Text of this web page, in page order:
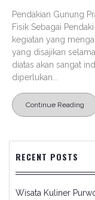
Pendakian Gunung
Fisik Sebagai
kegiatan yang
yang disajikan
diatas akan sangat
diperlukan...
Continue Reading
RECENT POSTS
Wisata Kuliner